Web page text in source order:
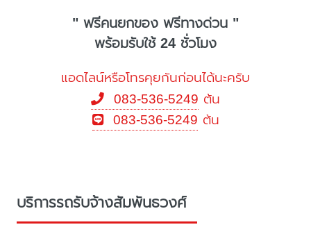
" ฟรีคนยกของ ฟรีทางด่วน "
พร้อมรับใช้ 24 ชั่วโมง
แอดไลน์หรือโทรคุยกันก่อนได้นะครับ
083-536-5249 ต้น
083-536-5249 ต้น
บริการรถรับจ้างสัมพันธวงศ์